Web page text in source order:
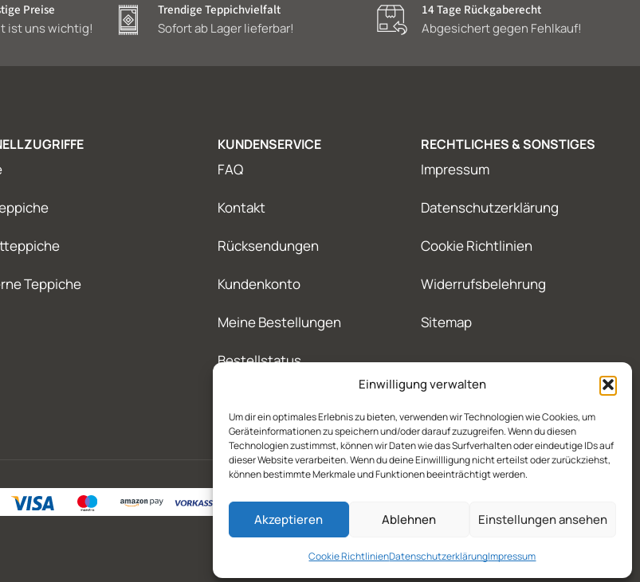
Einwilligung verwalten
Um dir ein optimales Erlebnis zu bieten, verwenden wir Technologien wie Cookies, um
Geräteinformationen zu speichern und/oder darauf zuzugreifen. Wenn du diesen
Technologien zustimmst, können wir Daten wie das Surfverhalten oder eindeutige IDs auf
dieser Website verarbeiten. Wenn du deine Einwillligung nicht erteilst oder zurückziehst,
können bestimmte Merkmale und Funktionen beeinträchtigt werden.
Akzeptieren Ablehnen Einstellungen ansehen
Cookie RichtlinienDatenschutzerklärungImpressum
Preise
ist uns wichtig!
Trendige Teppichvielfalt
Sofort ab Lager lieferbar!
14 Tage Rückgaberecht
Abgesichert gegen Fehlkauf!
Teppiche
KUNDENSERVICE
FAQ
Kontakt
Rücksendungen
Kundenkonto
Meine Bestellungen
Bestellstatus
RECHTLICHES & SONSTIGES
Impressum
Datenschutzerklärung
Cookie Richtlinien
Widerrufsbelehrung
Sitemap